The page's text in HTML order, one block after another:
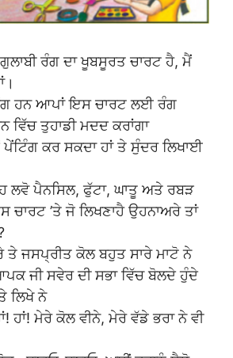
ਰੰਗ ਦਾ ਖੂਬਸੂਰਤ ਚਾਰਟ ਹੈ, ਮੈਂ
ਹਨ ਆਪਾਂ ਇਸ ਚਾਰਟ ਲਈ ਰੰਗ
ਵਿੱਚ ਤੁਹਾਡੀ ਮਦਦ ਕਰਾਂਗਾ
ਕਰ ਸਕਦਾ ਹਾਂ ਤੇ ਸੁੰਦਰ ਲਿਖਾਈ
ਲਵੋ ਪੈਨਸਿਲ, ਫੁੱਟਾ, ਘਾਤੂ ਅਤੇ ਰਬੜ
’ਤੇ ਜੋ ਲਿਖਣਾਹੈ ਉਹਨਾਅਰੇ ਤਾਂ
ਤੇ ਜਸਪ੍ਰੀਤ ਕੋਲ ਬਹੁਤ ਸਾਰੇ ਮਾਟੋ ਨੇ
ਜੀ ਸਵੇਰ ਦੀ ਸਭਾ ਵਿੱਚ ਬੋਲਦੇ ਹੁੰਦੇ
ਲਿਖੇ ਨੇ
ਹਾਂ! ਮੇਰੇ ਕੋਲ ਵੀਨੇ, ਮੇਰੇ ਵੱਡੇ ਭਰਾ ਨੇ ਵੀ